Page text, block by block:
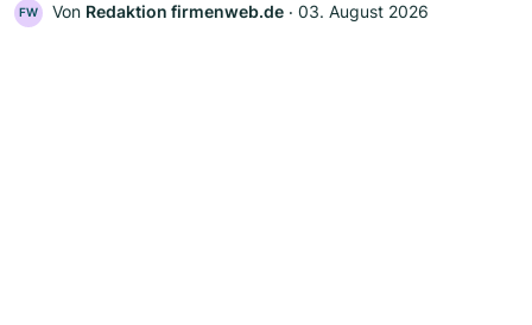
FW Von Redaktion firmenweb.de ‧ 03. August 2026